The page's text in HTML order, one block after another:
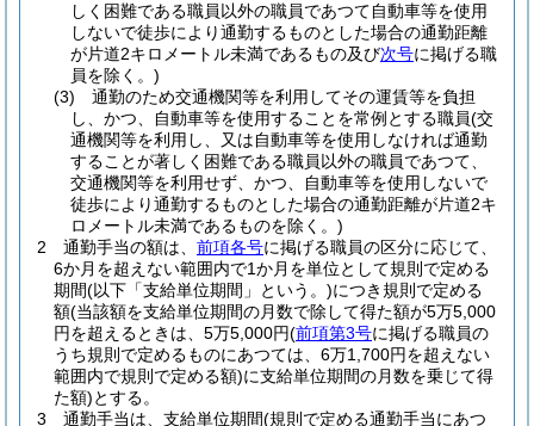
しく困難である職員以外の職員であつて自動車等を使用
しないで徒歩により通勤するものとした場合の通勤距離
が片道2キロメートル未満であるもの及び次号に掲げる職
員を除く。)
(3)
通勤のため交通機関等を利用してその運賃等を負担
し、かつ、自動車等を使用することを常例とする職員(交
通機関等を利用し、又は自動車等を使用しなければ通勤
することが著しく困難である職員以外の職員であつて、
交通機関等を利用せず、かつ、自動車等を使用しないで
徒歩により通勤するものとした場合の通勤距離が片道2キ
ロメートル未満であるものを除く。)
2
通勤手当の額は、 前項各号に掲げる職員の区分に応じて、
6か月を超えない範囲内で1か月を単位として規則で定める
期間(以下「支給単位期間」という。)につき規則で定める
額(当該額を支給単位期間の月数で除して得た額が5万5,000
円を超えるときは、5万5,000円(前項第3号に掲げる職員の
うち規則で定めるものにあつては、6万1,700円を超えない
範囲内で規則で定める額)に支給単位期間の月数を乗じて得
た額)とする。
3
通勤手当は、支給単位期間(規則で定める通勤手当にあつ